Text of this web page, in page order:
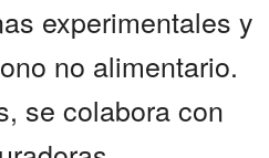
experimentales y
no alimentario.
se colabora con